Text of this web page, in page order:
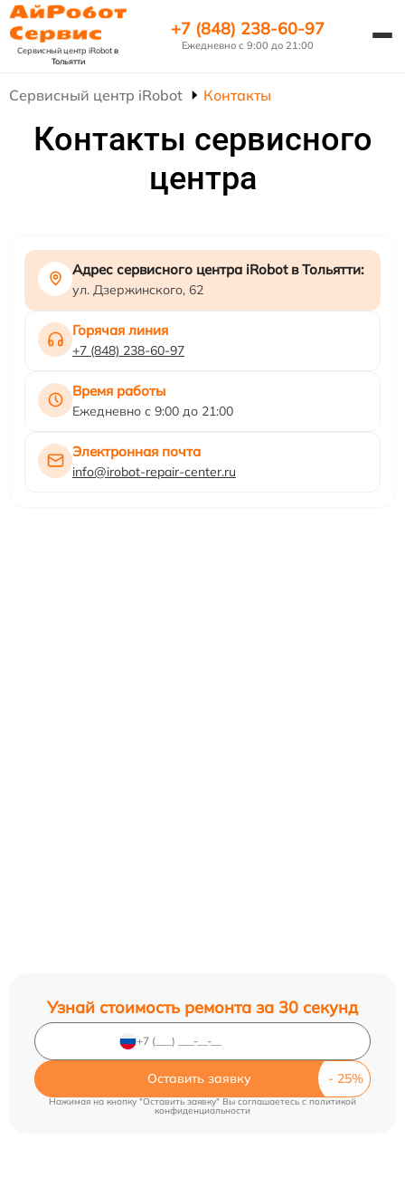
Сервисный центр iRobotв
Тольятти
+7 (848) 238-60-97
Ежедневно с 9:00 до 21:00
Сервисный центр iRobot Контакты
Контакты сервисного
центра
Адрес сервисного центра iRobot в Тольятти:
ул. Дзержинского, 62
Горячая линия
+7 (848) 238-60-97
Время работы
Ежедневно с 9:00 до 21:00
Электронная почта
info@irobot-repair-center.ru
Узнай стоимость ремонта за 30 секунд
Оставить заявку
Нажимая на кнопку "Оставить заявку" Вы соглашаетесь cполитикой
конфиденциальности